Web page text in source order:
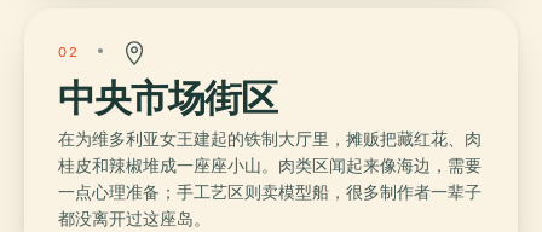
02
中央市场街区
在为维多利亚女王建起的铁制大厅里，摊贩把藏红花、肉
桂皮和辣椒堆成一座座小山。肉类区闻起来像海边，需要
一点心理准备；手工艺区则卖模型船，很多制作者一辈子
都没离开过这座岛。